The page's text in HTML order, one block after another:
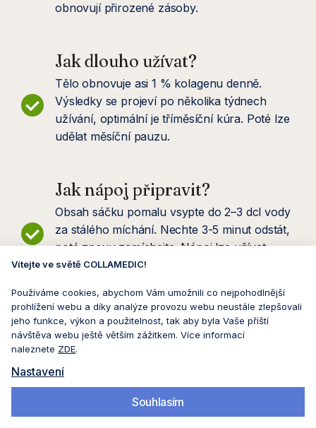
Vítejte ve světě COLLAMEDIC!
Používáme cookies, abychom Vám umožnili co nejpohodlnější
prohlížení webu a díky analýze provozu webu neustále zlepšovali
jeho funkce, výkon a použitelnost, tak aby byla Vaše příští
návštěva webu ještě větším zážitkem. Více informací
naleznete ZDE.
Nastavení
Souhlasím
obnovují přirozené zásoby.
Jak dlouho užívat?
Tělo obnovuje asi 1 % kolagenu denně.
Výsledky se projeví po několika týdnech
užívání, optimální je tříměsíční kúra. Poté lze
udělat měsíční pauzu.
Jak nápoj připravit?
Obsah sáčku pomalu vsypte do 2–3 dcl vody
za stálého míchání. Nechte 3-5 minut odstát,
poté znovu zamíchejte. Nápoj lze užívat
kdykoliv.
Proč dostanu i vitamín C?
Vitamín C podporuje vlastní tvorbu kolagenu.
Je součástí komplexní omlazující terapie a
dostanete ho od nás jako dárek.